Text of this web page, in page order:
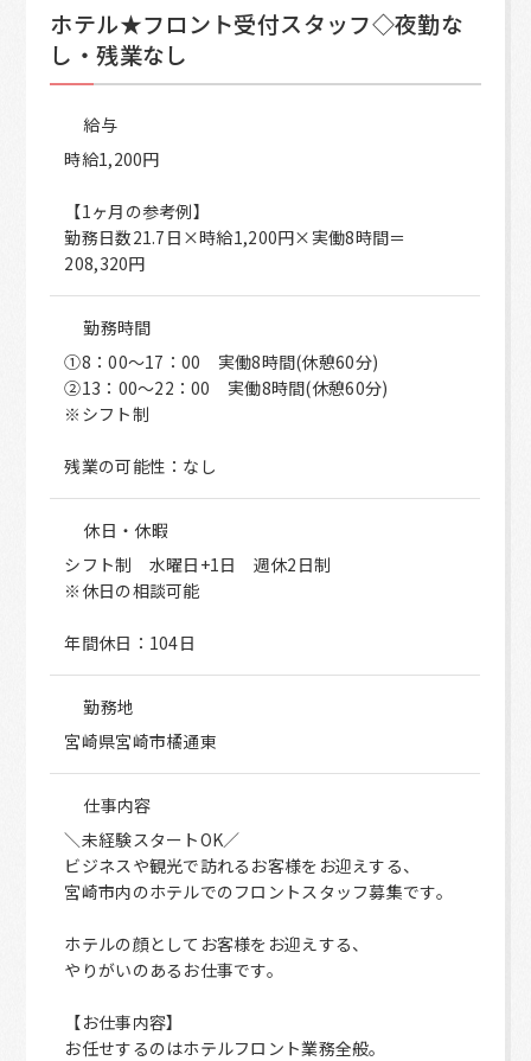
ホテル★フロント受付スタッフ◇夜勤な
し・残業なし
給与
時給1,200円
【1ヶ月の参考例】
勤務日数21.7日×時給1,200円×実働8時間＝
208,320円
勤務時間
①8：00～17：00 実働8時間(休憩60分)
②13：00～22：00 実働8時間(休憩60分)
※シフト制
残業の可能性：なし
休日・休暇
シフト制 水曜日+1日 週休2日制
※休日の相談可能
年間休日：104日
勤務地
宮崎県宮崎市橘通東
仕事内容
＼未経験スタートOK／
ビジネスや観光で訪れるお客様をお迎えする、
宮崎市内のホテルでのフロントスタッフ募集です。
ホテルの顔としてお客様をお迎えする、
やりがいのあるお仕事です。
【お仕事内容】
お任せするのはホテルフロント業務全般。